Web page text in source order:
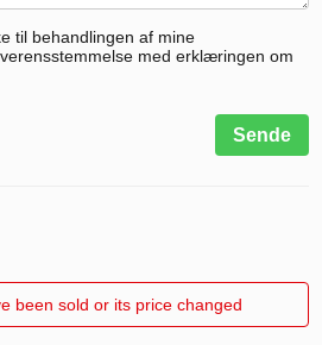
til behandlingen af mine
med erklæringen om
Sende
been sold or its price changed